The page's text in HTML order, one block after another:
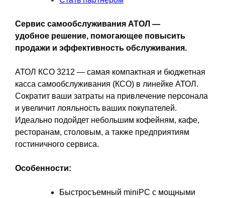
стена,
Сервис самообслуживания АТОЛ —
удобное решение, помогающее повысить
продажи и эффективность обслуживания.
АТОЛ КСО 3212 — самая компактная и бюджетная
касса самообслуживания (КСО) в линейке АТОЛ.
Сократит ваши затраты на привлечение персонала
и увеличит лояльность ваших покупателей.
Идеально подойдет небольшим кофейням, кафе,
ресторанам, столовым, а также предприятиям
гостиничного сервиса.
Особенности:
Быстросъемный miniPC с мощными